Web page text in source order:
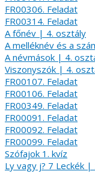
FR00306. Feladat
FR00314. Feladat
A főnév | 4. osztály
A melléknév és a
A névmások | 4.
Viszonyszók | 4.
FR00107. Feladat
FR00106. Feladat
FR00349. Feladat
FR00091. Feladat
FR00092. Feladat
FR00099. Feladat
Szófajok 1. kvíz
Ly vagy j? 7 Leckék |